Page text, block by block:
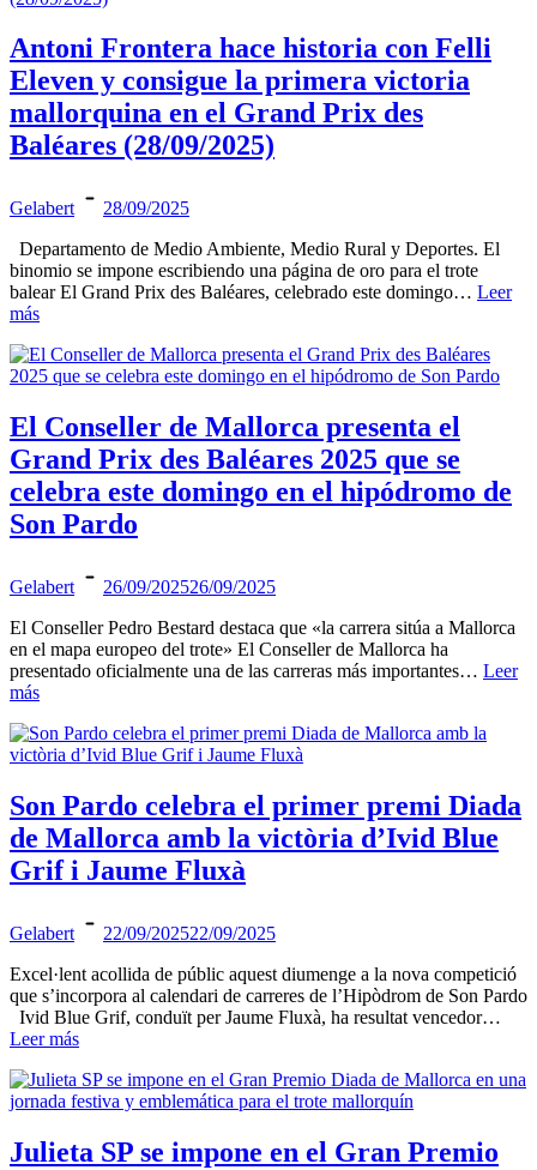
Antoni Frontera hace historia con Felli
Eleven y consigue la primera victoria
mallorquina en el Grand Prix des
Baléares (28/09/2025)
Gelabert
28/09/2025
Departamento de Medio Ambiente, Medio Rural y Deportes. El
binomio se impone escribiendo una página de oro para el trote
balear El Grand Prix des Baléares, celebrado este domingo… Leer
más
El Conseller de Mallorca presenta el
Grand Prix des Baléares 2025 que se
celebra este domingo en el hipódromo de
Son Pardo
Gelabert 26/09/202526/09/2025
El Conseller Pedro Bestard destaca que «la carrera sitúa a Mallorca
en el mapa europeo del trote» El Conseller de Mallorca ha
presentado oficialmente una de las carreras más importantes… Leer
más
Son Pardo celebra el primer premi Diada
de Mallorca amb la victòria d’Ivid Blue
Grif i Jaume Fluxà
Gelabert 22/09/202522/09/2025
Excel·lent acollida de públic aquest diumenge a la nova competició
que s’incorpora al calendari de carreres de l’Hipòdrom de Son Pardo
Ivid Blue Grif, conduït per Jaume Fluxà, ha resultat vencedor…
Leer más
Julieta SP se impone en el Gran Premio